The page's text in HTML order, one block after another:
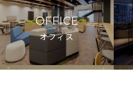
OFFICE
オフィス